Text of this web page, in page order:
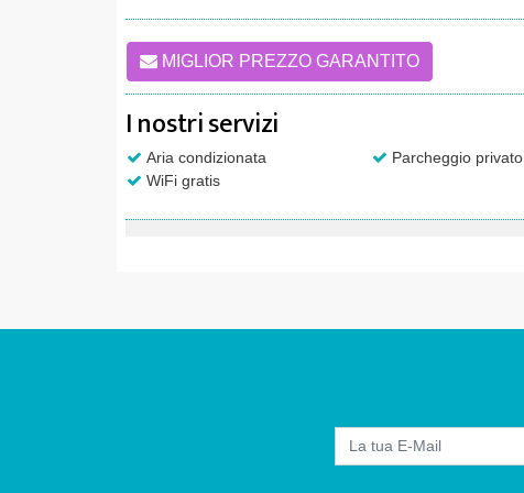
MIGLIOR PREZZO GARANTITO
I nostri servizi
Aria condizionata
Parcheggio privato
WiFi gratis